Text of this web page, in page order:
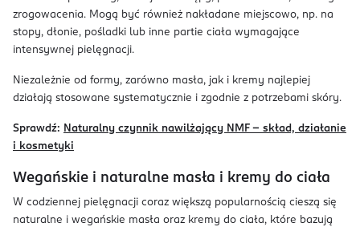
zrogowacenia. Mogą być również nakładane miejscowo, np. na
stopy, dłonie, pośladki lub inne partie ciała wymagające
intensywnej pielęgnacji.
Niezależnie od formy, zarówno masła, jak i kremy najlepiej
działają stosowane systematycznie i zgodnie z potrzebami skóry.
Sprawdź: Naturalny czynnik nawilżający NMF – skład, działanie
i kosmetyki
Wegańskie i naturalne masła i kremy do ciała
W codziennej pielęgnacji coraz większą popularnością cieszą się
naturalne i wegańskie masła oraz kremy do ciała, które bazują